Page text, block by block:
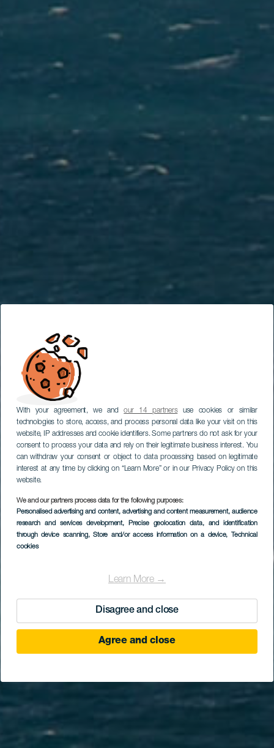
With your agreement, we andour 14 partnersuse cookies or similar
technologies to store, access, and process personal data like your visit on this
website, IP addresses and cookie identifiers. Some partners do not ask for your
consent to process your data and rely on their legitimate business interest. You
can withdraw your consent or object to data processing based on legitimate
interest at any time by clicking on “Learn More” or in our Privacy Policy on this
website.
We and our partners process data for the following purposes:
Personalised advertising and content, advertising and content measurement, audience
research and services development, Precise geolocation data, and identification
through device scanning, Store and/or access information on a device, Technical
cookies
Learn More →
Disagree and close
Agree and close
Los Roques de Anaga